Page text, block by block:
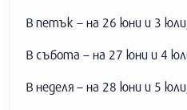
В петък – на 26 юни и 3
В събота – на 27 юни и 4
В неделя – на 28 юни и 5